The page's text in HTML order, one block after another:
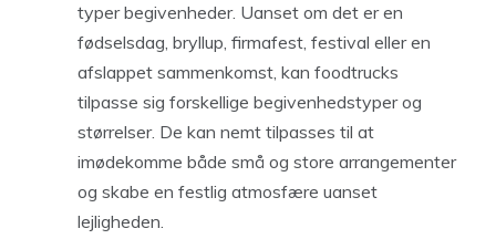
typer begivenheder. Uanset om det er en
fødselsdag, bryllup, firmafest, festival eller en
afslappet sammenkomst, kan foodtrucks
tilpasse sig forskellige begivenhedstyper og
størrelser. De kan nemt tilpasses til at
imødekomme både små og store arrangementer
og skabe en festlig atmosfære uanset
lejligheden.